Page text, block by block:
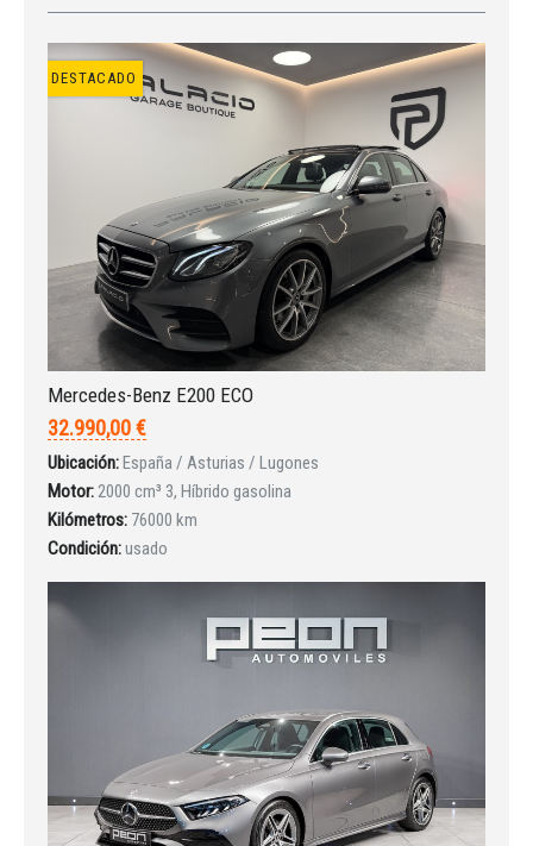
Iniciar sesión
DESTACADO
Mercedes-Benz E200 ECO
32.990,00 €
Ubicación:España / Asturias / Lugones
Motor:2000 cm³ 3, Híbrido gasolina
Kilómetros: 76000 km
Condición:usado